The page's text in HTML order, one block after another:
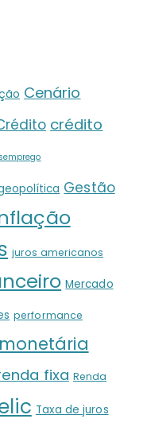
Cenário
crédito
Gestão
juros americanos
Mercado
performance
fixa Renda
Taxa de juros